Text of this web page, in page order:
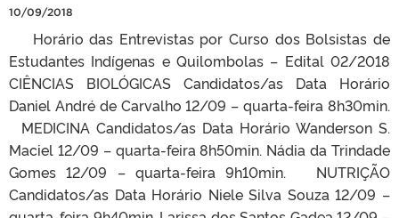
10/09/2018
Horário das Entrevistas por Curso dos Bolsistas de
Estudantes Indígenas e Quilombolas – Edital 02/2018
CIÊNCIAS BIOLÓGICAS Candidatos/as Data Horário
Daniel André de Carvalho 12/09 – quarta-feira 8h30min.
MEDICINA Candidatos/as Data Horário Wanderson S.
Maciel 12/09 – quarta-feira 8h50min. Nádia da Trindade
Gomes 12/09 – quarta-feira 9h10min. NUTRIÇÃO
Candidatos/as Data Horário Niele Silva Souza 12/09 –